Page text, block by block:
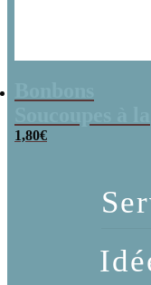
poudre (x20)
1,80€